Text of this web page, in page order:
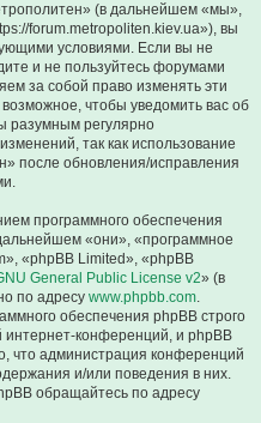
(в дальнейшем «мы»,
forum.metropoliten.kiev.ua»), вы
условиями. Если вы не
и не пользуйтесь форумами
за собой право изменять эти
чтобы уведомить вас об
разумным регулярно
так как использование
после обновления/исправления
программного обеспечения
«они», «программное
«phpBB Limited», «phpBB
General Public License v2» (в
по адресу www.phpbb.com.
обеспечения phpBB строго
интернет-конференций, и phpBB
что администрация конференций
и/или поведения в них.
обращайтесь по адресу